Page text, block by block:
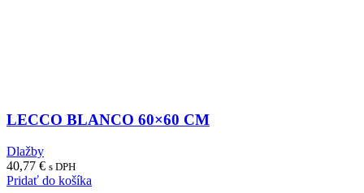
LECCO BLANCO 60×60 CM
Dlažby
40,77 € s DPH
Pridať do košíka